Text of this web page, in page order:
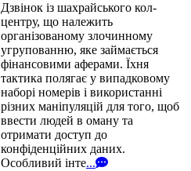
Дзвінок із шахрайського кол-
центру, що належить
організованому злочинному
угрупованню, яке займається
фінансовими аферами. Їхня
тактика полягає у випадковому
наборі номерів і використанні
різних маніпуляцій для того, щоб
ввести людей в оману та
отримати доступ до
конфіденційних даних.
Особливий інте...